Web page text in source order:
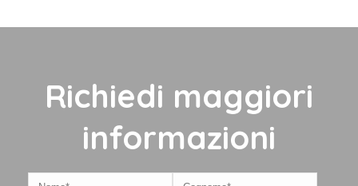
Richiedi maggiori
informazioni